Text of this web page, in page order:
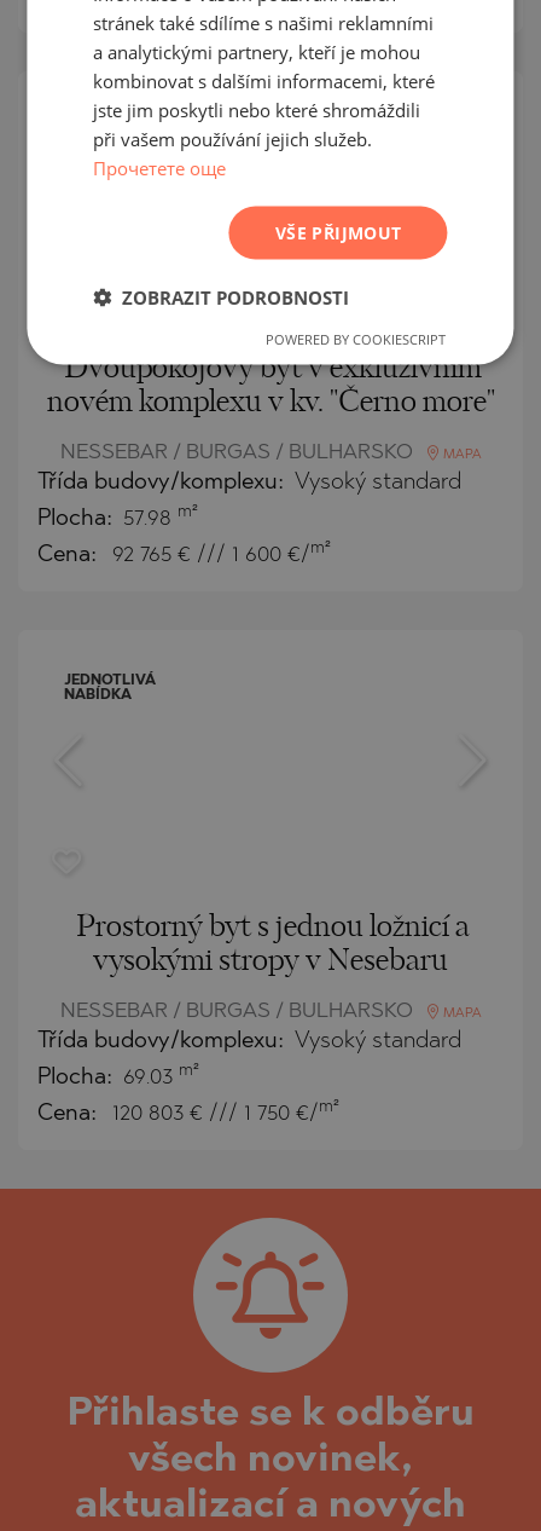
JEDNOTLIVÁ
NABÍDKA
Dvoupokojový byt v exkluzivním
novém komplexu v kv. "Černo more"
NESSEBAR / BURGAS / BULHARSKO MAPA
Třída budovy/komplexu: Vysoký standard
Plocha: 57.98 m²
Cena: 92 765 € /// 1 600 €/ m²
JEDNOTLIVÁ
NABÍDKA
Prostorný byt s jednou ložnicí a
vysokými stropy v Nesebaru
NESSEBAR / BURGAS / BULHARSKO MAPA
Třída budovy/komplexu: Vysoký standard
Plocha: 69.03 m²
Cena: 120 803 € /// 1 750 €/ m²
Přihlaste se k odběru
všech novinek,
aktualizací a nových
GERMAN
FRENCH
POLISH
CZECH
stránek také sdílíme s našimi reklamními
a analytickými partnery, kteří je mohou
kombinovat s dalšími informacemi, které
jste jim poskytli nebo které shromáždili
při vašem používání jejich služeb.
Прочетете още
VŠE PŘIJMOUT
ZOBRAZIT PODROBNOSTI
POWERED BY COOKIESCRIPT